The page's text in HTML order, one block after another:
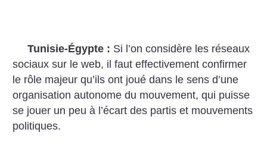
Tunisie-Égypte : Si l’on considère les réseaux
sociaux sur le web, il faut effectivement confirmer
le rôle majeur qu’ils ont joué dans le sens d’une
organisation autonome du mouvement, qui puisse
se jouer un peu à l’écart des partis et mouvements
politiques.